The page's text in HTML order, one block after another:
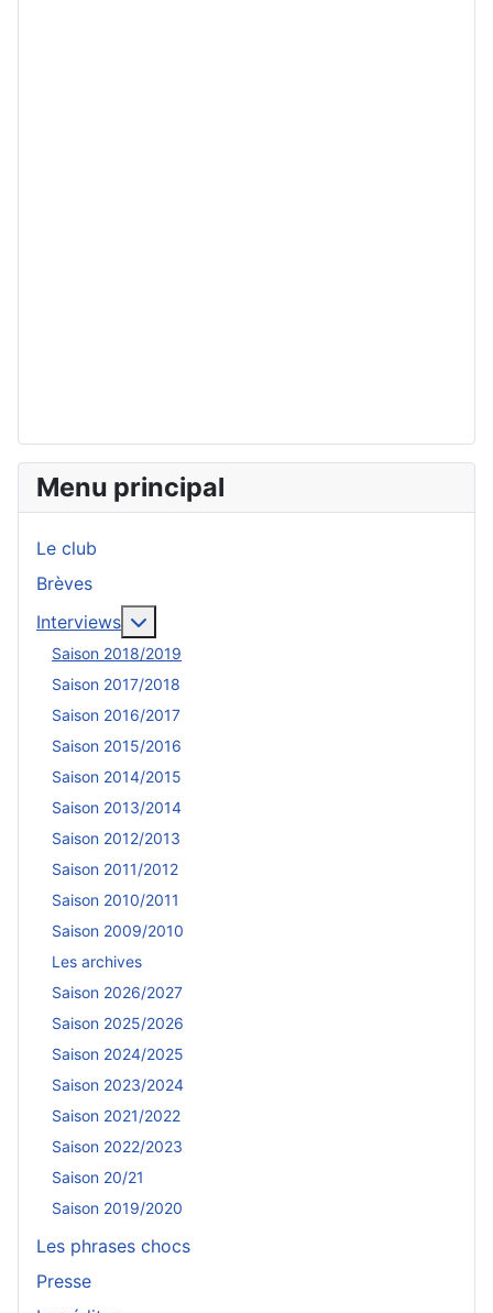
Menu principal
Le club
Brèves
Interviews
Saison 2018/2019
Saison 2017/2018
Saison 2016/2017
Saison 2015/2016
Saison 2014/2015
Saison 2013/2014
Saison 2012/2013
Saison 2011/2012
Saison 2010/2011
Saison 2009/2010
Les archives
Saison 2026/2027
Saison 2025/2026
Saison 2024/2025
Saison 2023/2024
Saison 2021/2022
Saison 2022/2023
Saison 20/21
Saison 2019/2020
Les phrases chocs
Presse